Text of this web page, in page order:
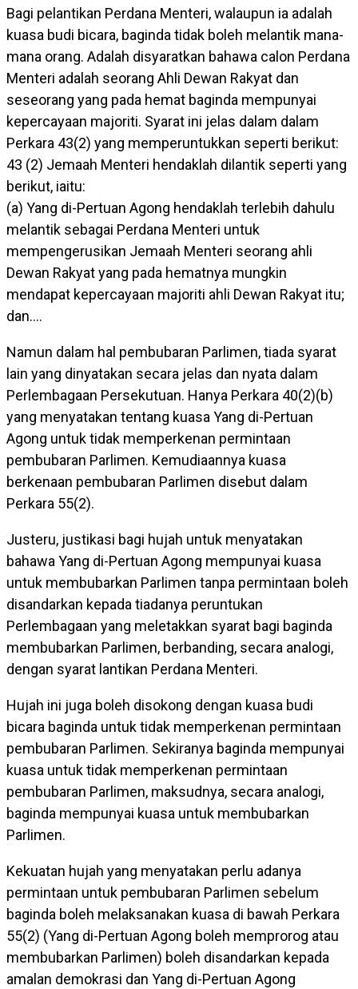
Bagi pelantikan Perdana Menteri, walaupun ia adalah
kuasa budi bicara, baginda tidak boleh melantik mana-
mana orang. Adalah disyaratkan bahawa calon Perdana
Menteri adalah seorang Ahli Dewan Rakyat dan
seseorang yang pada hemat baginda mempunyai
kepercayaan majoriti. Syarat ini jelas dalam dalam
Perkara 43(2) yang memperuntukkan seperti berikut:
43 (2) Jemaah Menteri hendaklah dilantik seperti yang
berikut, iaitu:
(a) Yang di-Pertuan Agong hendaklah terlebih dahulu
melantik sebagai Perdana Menteri untuk
mempengerusikan Jemaah Menteri seorang ahli
Dewan Rakyat yang pada hematnya mungkin
mendapat kepercayaan majoriti ahli Dewan Rakyat itu;
dan….
Namun dalam hal pembubaran Parlimen, tiada syarat
lain yang dinyatakan secara jelas dan nyata dalam
Perlembagaan Persekutuan. Hanya Perkara 40(2)(b)
yang menyatakan tentang kuasa Yang di-Pertuan
Agong untuk tidak memperkenan permintaan
pembubaran Parlimen. Kemudiaannya kuasa
berkenaan pembubaran Parlimen disebut dalam
Perkara 55(2).
Justeru, justikasi bagi hujah untuk menyatakan
bahawa Yang di-Pertuan Agong mempunyai kuasa
untuk membubarkan Parlimen tanpa permintaan boleh
disandarkan kepada tiadanya peruntukan
Perlembagaan yang meletakkan syarat bagi baginda
membubarkan Parlimen, berbanding, secara analogi,
dengan syarat lantikan Perdana Menteri.
Hujah ini juga boleh disokong dengan kuasa budi
bicara baginda untuk tidak memperkenan permintaan
pembubaran Parlimen. Sekiranya baginda mempunyai
kuasa untuk tidak memperkenan permintaan
pembubaran Parlimen, maksudnya, secara analogi,
baginda mempunyai kuasa untuk membubarkan
Parlimen.
Kekuatan hujah yang menyatakan perlu adanya
permintaan untuk pembubaran Parlimen sebelum
baginda boleh melaksanakan kuasa di bawah Perkara
55(2) (Yang di-Pertuan Agong boleh memprorog atau
membubarkan Parlimen) boleh disandarkan kepada
amalan demokrasi dan Yang di-Pertuan Agong